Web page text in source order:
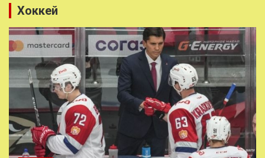
Хоккей